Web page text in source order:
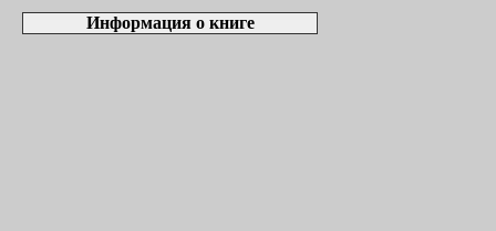
Информация о книге